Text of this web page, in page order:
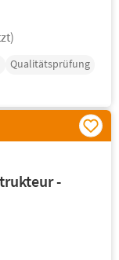
Qualitätsprüfung
-